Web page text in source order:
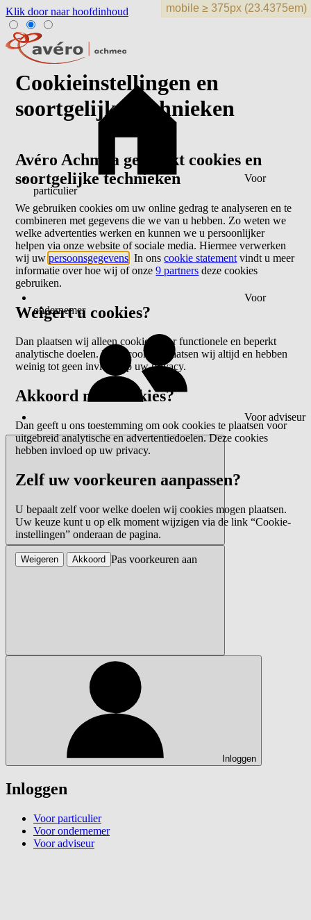
Klik door naar hoofdinhoud
Voor
particulier
Voor
ondernemer
Voor adviseur
Inloggen
Inloggen
Voor particulier
Voor ondernemer
Voor adviseur
Cookieinstellingen en
soortgelijke technieken
Avéro Achmea gebruikt cookies en
soortgelijke technieken
We gebruiken cookies om uw online gedrag te analyseren en te
combineren met gegevens die we van u hebben. Zo weten we
welke advertenties werken en kunnen we u persoonlijker
helpen via onze website of sociale media. Hiermee verwerken
wij uwpersoonsgegevens . In onscookie statement vindt u meer
informatie over hoe wij of onze9 partners deze cookies
gebruiken.
Weigert u cookies?
Dan plaatsen wij alleen cookies voor functionele en beperkt
analytische doelen. Deze cookies plaatsen wij altijd en hebben
weinig tot geen invloed op uw privacy.
Akkoord met cookies?
Dan geeft u ons toestemming om ook cookies te plaatsen voor
uitgebreid analytische en advertentiedoelen. Deze cookies
hebben invloed op uw privacy.
Zelf uw voorkeuren aanpassen?
U bepaalt zelf voor welke doelen wij cookies mogen plaatsen.
Uw keuze kunt u op elk moment wijzigen via de link “Cookie-
instellingen” onderaan de pagina.
Pas voorkeuren aan
Weigeren Akkoord